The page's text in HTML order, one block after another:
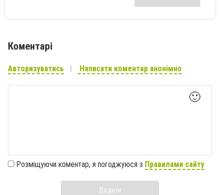
Коментарі
Авторизуватись Написати коментар анонімно
🙂
Розміщуючи коментар, я погоджуюся з Правилами сайту
Додати